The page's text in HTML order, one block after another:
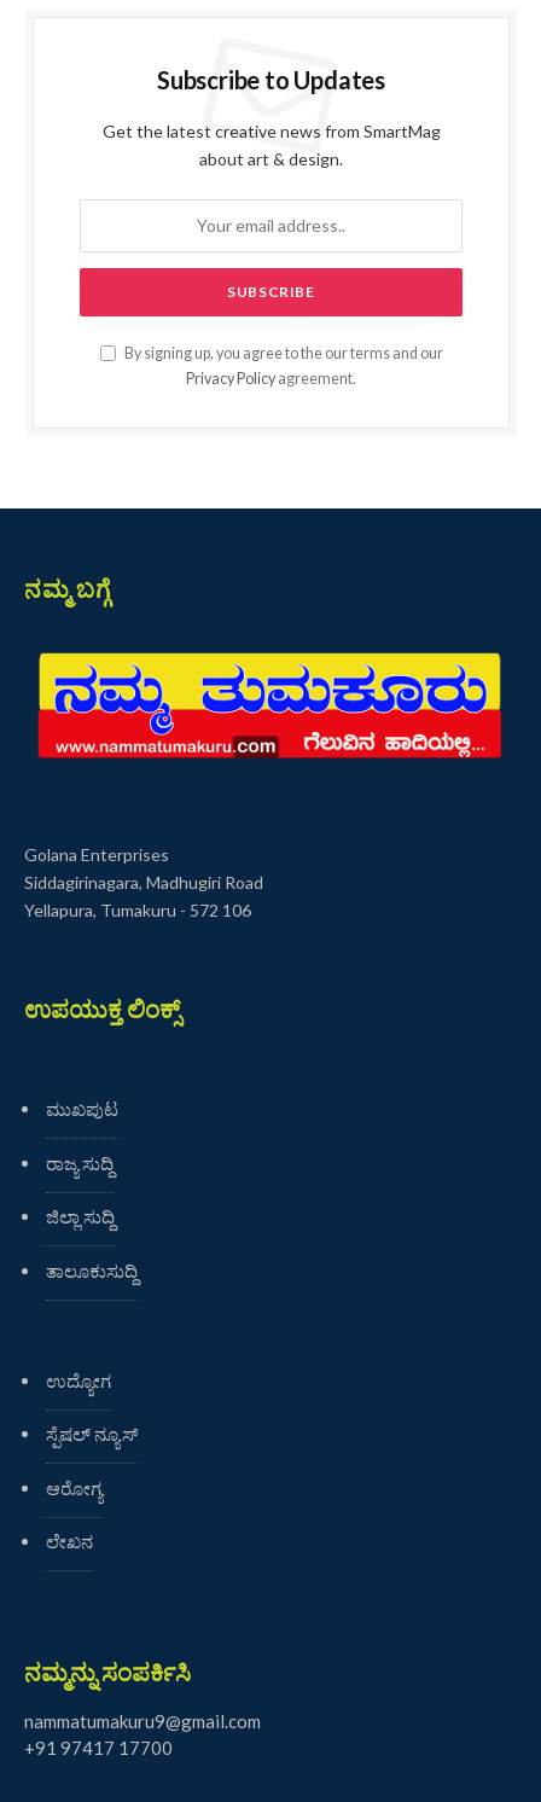
Subscribe to Updates
Get the latest creative news from SmartMag
about art & design.
By signing up, you agree to the our terms and our
Privacy Policy agreement.
ನಮ್ಮ ಬಗ್ಗೆ
Golana Enterprises
Siddagirinagara, Madhugiri Road
Yellapura, Tumakuru - 572 106
ಉಪಯುಕ್ತ ಲಿಂಕ್ಸ್
ಮುಖಪುಟ
ರಾಜ್ಯ ಸುದ್ದಿ
ಜಿಲ್ಲಾ ಸುದ್ದಿ
ತಾಲೂಕುಸುದ್ದಿ
ಉದ್ಯೋಗ
ಸ್ಪೆಷಲ್ ನ್ಯೂಸ್
ಆರೋಗ್ಯ
ಲೇಖನ
ನಮ್ಮನ್ನು ಸಂಪರ್ಕಿಸಿ
nammatumakuru9@gmail.com
+91 97417 17700